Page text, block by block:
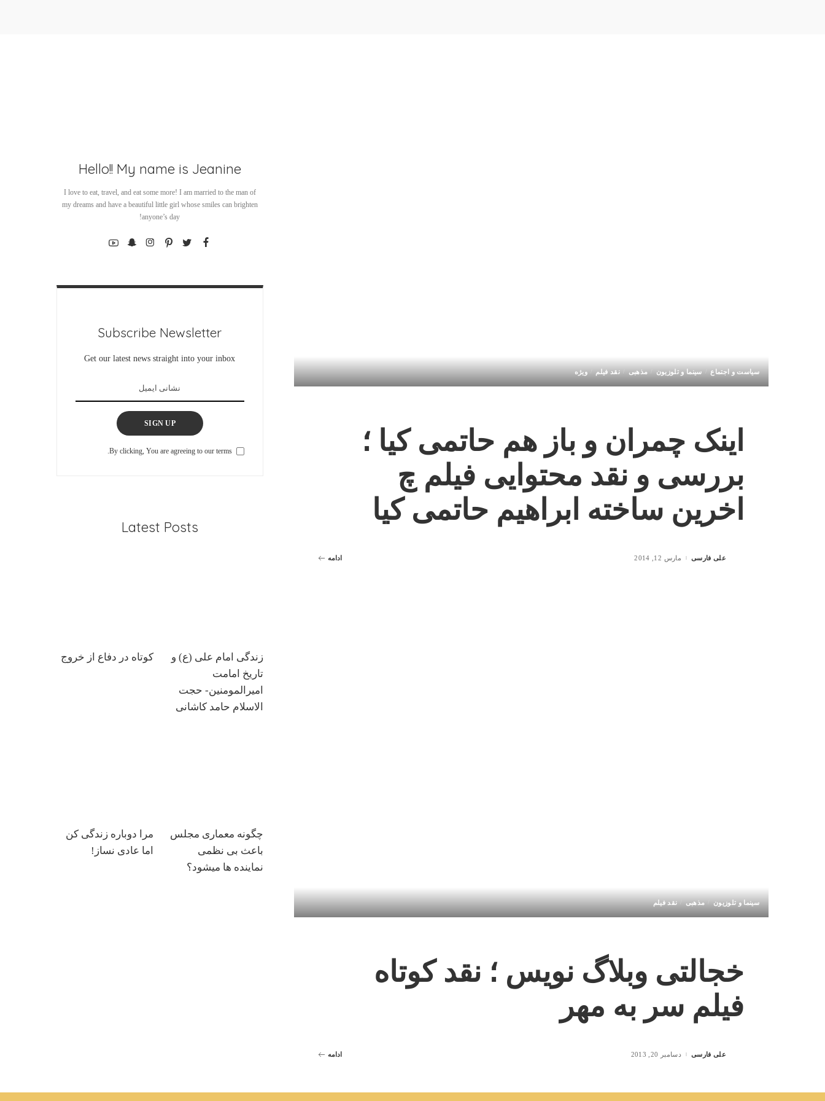
سیاست و اجتماع سینما و تلوزیون مذهبی نقد فیلم ویژه
اینک چمران و باز هم حاتمی کیا ؛
بررسی و نقد محتوایی فیلم چ
اخرین ساخته ابراهیم حاتمی کیا
Postedعلی فارسی مارس 12, 2014 ادامه
سینما و تلوزیون مذهبی نقد فیلم
خجالتی وبلاگ نویس ؛ نقد کوتاه
فیلم سر به مهر
Postedعلی فارسی دسامبر 20, 2013 ادامه
Hello!! My name is Jeanine
I love to eat, travel, and eat some more! I am married to the man of
my dreams and have a beautiful little girl whose smiles can brighten
anyone’s day!
Subscribe Newsletter
Get our latest news straight into your inbox
SIGN UP
By clicking, You are agreeing to our terms.
Latest Posts
زندگی امام علی (ع) و
تاریخ امامت
امیرالمومنین- حجت
الاسلام حامد کاشانی
کوتاه در دفاع از خروج
چگونه معماری مجلس
باعث بی نظمی
نماینده ها میشود؟
مرا دوباره زندگی کن
اما عادی نساز!